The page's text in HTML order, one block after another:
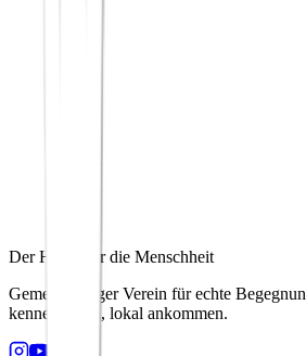
Der Hafen für die Menschheit
Gemeinnütziger Verein für echte
kennenlernen, lokal ankommen.